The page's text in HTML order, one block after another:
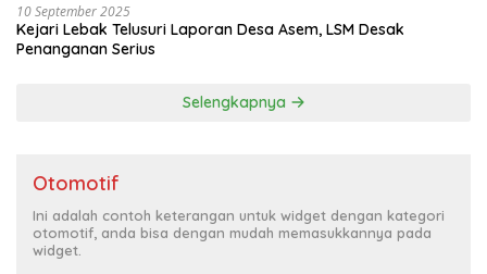
10 September 2025
Kejari Lebak Telusuri Laporan Desa Asem, LSM Desak
Penanganan Serius
Selengkapnya
Otomotif
Ini adalah contoh keterangan untuk widget dengan kategori
otomotif, anda bisa dengan mudah memasukkannya pada
widget.